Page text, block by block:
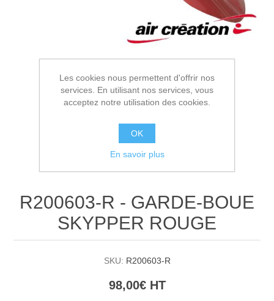
R200603-R - GARDE-BOUE
SKYPPER ROUGE
SKU: R200603-R
98,00€ HT
Les cookies nous permettent d'offrir nos
services. En utilisant nos services, vous
acceptez notre utilisation des cookies.
OK
En savoir plus